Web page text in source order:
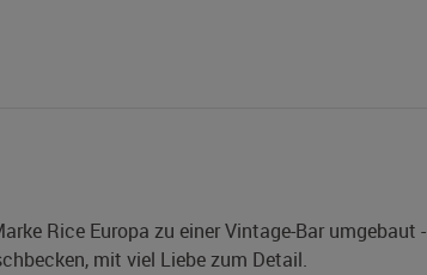
Rice Europa zu einer Vintage-Bar umgebaut -
mit viel Liebe zum Detail.